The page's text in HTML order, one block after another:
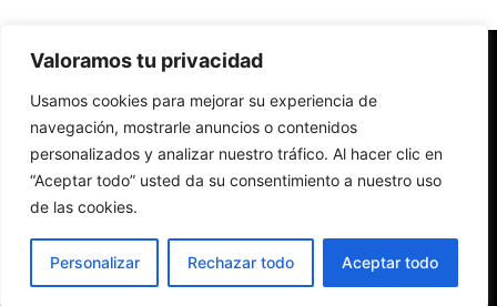
Valoramos tu privacidad
Usamos cookies para mejorar su experiencia de
navegación, mostrarle anuncios o contenidos
personalizados y analizar nuestro tráfico. Al hacer clic en
“Aceptar todo” usted da su consentimiento a nuestro uso
de las cookies.
Personalizar Rechazar todo Aceptar todo
Redes Cristianas
Una mirada alternativa sobre la Iglesia católica y la sociedad
- Colectivos de Redes Cristianas